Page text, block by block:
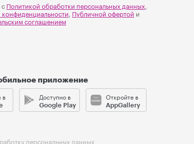
Политикой обработки персональных данных,
, Публичной офертой и
соглашением
приложение
в Доступно в
Google Play
Откройте в
AppGallery
персональных данных